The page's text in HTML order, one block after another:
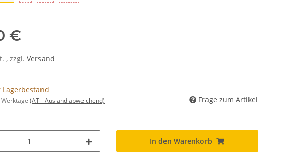
€
, zzgl. Versand
Lagerbestand
Werktage (AT - Ausland abweichend) Frage zum Artikel
In den Warenkorb